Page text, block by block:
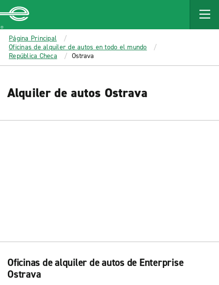
MAIN
CONTENT
Enterprise
Página Principal
Oficinas de alquiler de autos en todo el mundo
República Checa
Ostrava
Alquiler de autos Ostrava
Oficinas de alquiler de autos de Enterprise
Ostrava